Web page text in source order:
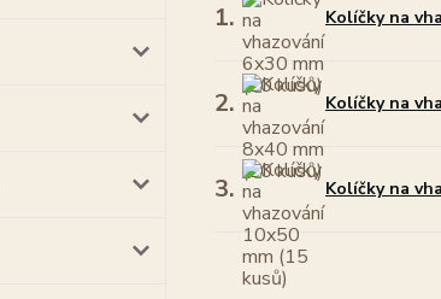
1. Kolíčky na
2. Kolíčky na
3. Kolíčky na